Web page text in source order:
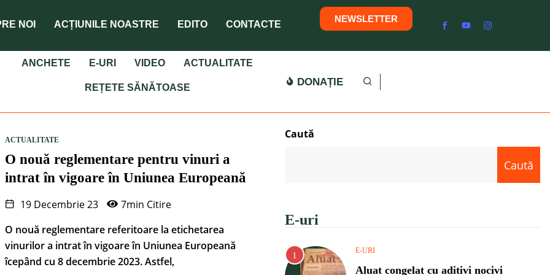
NOI ACȚIUNILE NOASTRE EDITO CONTACTE
NEWSLETTER
ANCHETE E-URI VIDEO ACTUALITATE
REȚETE SĂNĂTOASE DONAȚIE
ACTUALITATE
O nouă reglementare pentru vinuri a
intrat în vigoare în Uniunea Europeană
19 Decembrie 23
7min Citire
O nouă reglementare referitoare la etichetarea
vinurilor a intrat în vigoare în Uniunea Europeană
îcepând cu 8 decembrie 2023. Astfel,
Caută
Caută
E-uri
E-URI
Aluat congelat cu aditivi nocivi